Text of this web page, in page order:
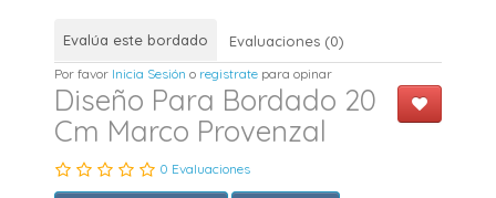
Evalúa este bordado Evaluaciones (0)
Por favor Inicia Sesión o registrate para opinar
Diseño Para Bordado 20
Cm Marco Provenzal
0 Evaluaciones